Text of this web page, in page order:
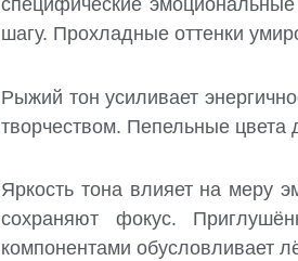
специфические
шагу. Прохладные оттенки
Рыжий тон усиливает
творчеством. Пепельные цвета
Яркость тона влияет на меру
сохраняют фокус.
компонентами обусловливает